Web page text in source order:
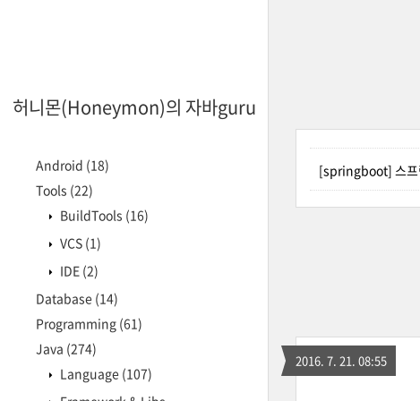
허니몬(Honeymon)의 자바guru
Android (18)
Tools (22)
BuildTools (16)
VCS (1)
IDE (2)
Database (14)
Programming (61)
Java (274)
Language (107)
[springboot] 스프
2016. 7. 21. 08:55